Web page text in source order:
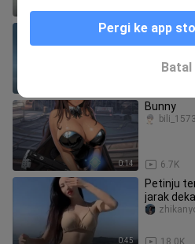
16.4K
mencinta
0:14
Bunny
6.7K
0:45
Petinju
jarak
18.0K
Pergi ke app
Batal